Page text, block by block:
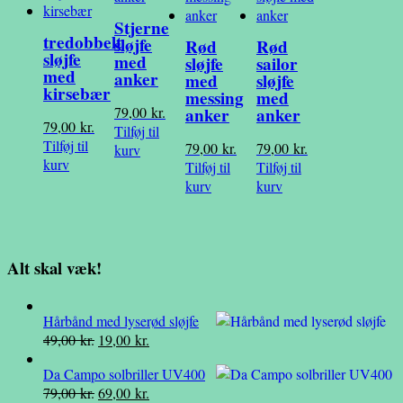
tredobbelt
sløjfe
med
kirsebær
79,00 kr.
Tilføj til
kurv
Stjerne
sløjfe
med
anker
79,00 kr.
Tilføj til
kurv
Rød
sløjfe
med
messing
anker
79,00 kr.
Tilføj til
kurv
Rød
sailor
sløjfe
med
anker
79,00 kr.
Tilføj til
kurv
Alt skal væk!
Hårbånd med lyserød sløjfe
49,00kr. Den
pris
var:
19,00 kr.
pris
er:
Da Campo solbriller UV400
79,00kr.Den
69,00 kr.